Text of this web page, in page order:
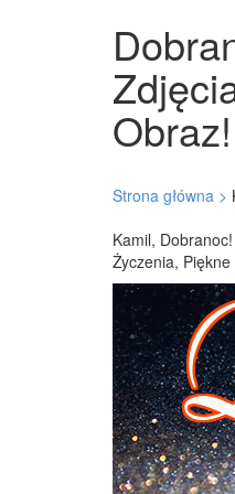
Strona główna >
Kamil,
Życzenia,